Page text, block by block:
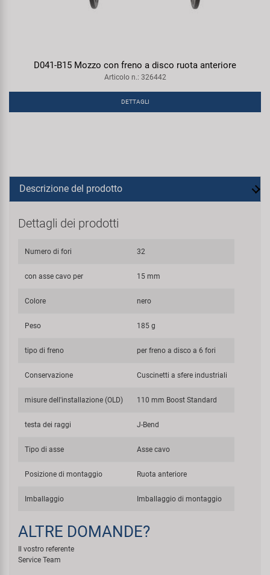
D041-B15 Mozzo con freno a disco ruota anteriore
Articolo n.: 326442
DETTAGLI
Descrizione del prodotto
Dettagli dei prodotti
Numero di fori 32
con asse cavo per 15 mm
Colore nero
Peso 185 g
tipo di freno per freno a disco a 6 fori
Conservazione Cuscinetti a sfere industriali
misure dell'installazione (OLD) 110 mm Boost Standard
testa dei raggi J-Bend
Tipo di asse Asse cavo
Posizione di montaggio Ruota anteriore
Imballaggio Imballaggio di montaggio
ALTRE DOMANDE?
Il vostro referente
Service Team